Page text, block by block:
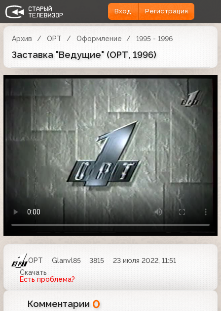
Вход Регистрация
Архив ОРТ Оформление 1995 - 1996
Заставка "Ведущие" (ОРТ, 1996)
ОРТ Glanvl85 3815
23 июля 2022, 11:51
Скачать
Есть проблема?
Комментарии 0